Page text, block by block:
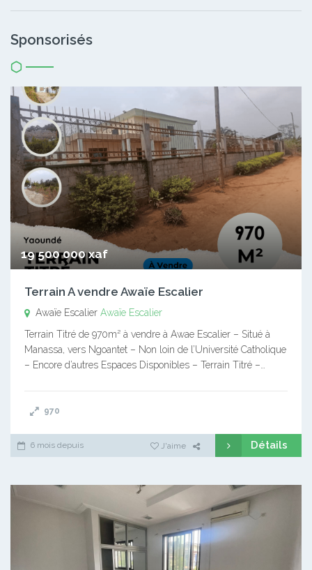
Sponsorisés
19 500 000 xaf
Terrain A vendre Awaïe Escalier
Awaïe Escalier Awaïe Escalier
Terrain Titré de 970m² à vendre à Awae Escalier – Situé à
Manassa, vers Ngoantet – Non loin de l’Université Catholique
– Encore d’autres Espaces Disponibles – Terrain Titré –…
970
6 mois depuis J'aime Détails